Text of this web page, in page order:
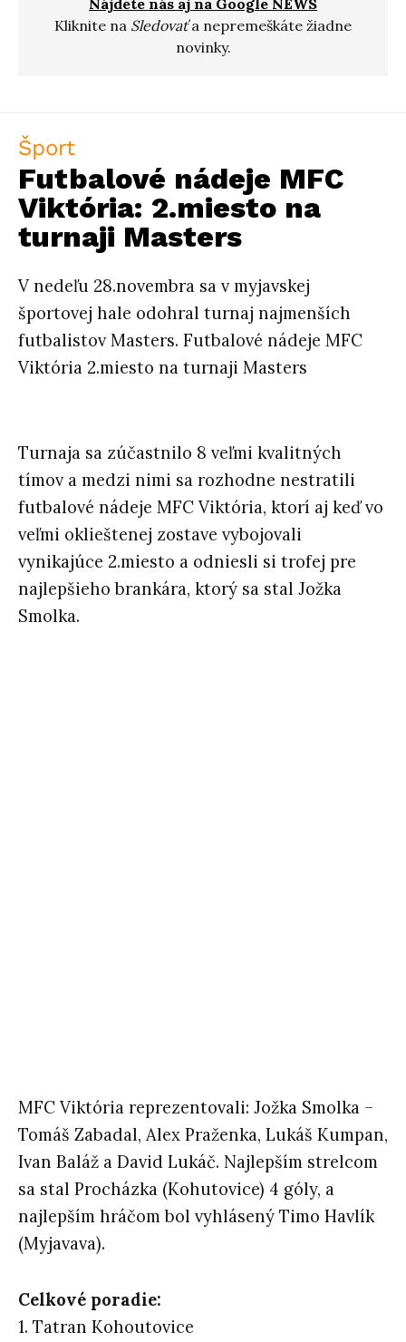
Nájdete nás aj na Google NEWS
Kliknite na Sledovaťa nepremeškáte žiadne
novinky.
Šport
Futbalové nádeje MFC
Viktória: 2.miesto na
turnaji Masters
V nedeľu 28.novembra sa v myjavskej
športovej hale odohral turnaj najmenších
futbalistov Masters. Futbalové nádeje MFC
Viktória 2.miesto na turnaji Masters
Turnaja sa zúčastnilo 8 veľmi kvalitných
tímov a medzi nimi sa rozhodne nestratili
futbalové nádeje MFC Viktória, ktorí aj keď vo
veľmi oklieštenej zostave vybojovali
vynikajúce 2.miesto a odniesli si trofej pre
najlepšieho brankára, ktorý sa stal Jožka
Smolka.
MFC Viktória reprezentovali: Jožka Smolka –
Tomáš Zabadal, Alex Praženka, Lukáš Kumpan,
Ivan Baláž a David Lukáč. Najlepším strelcom
sa stal Procházka (Kohutovice) 4 góly, a
najlepším hráčom bol vyhlásený Timo Havlík
(Myjavava).
Celkové poradie:
1. Tatran Kohoutovice